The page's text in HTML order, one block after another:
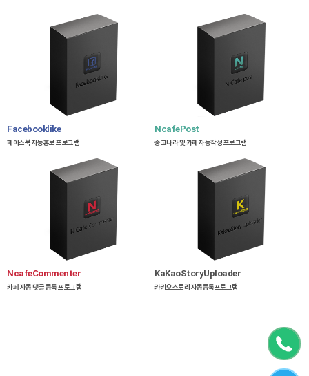
Facebooklike
페이스북 자동홍보 프로그램
NcafePost
중고나라 및 카페 자동작성 프로그램
NcafeCommenter
카페 자동 댓글 등록 프로그램
KaKaoStoryUploader
카카오스토리 자동등록프로그램